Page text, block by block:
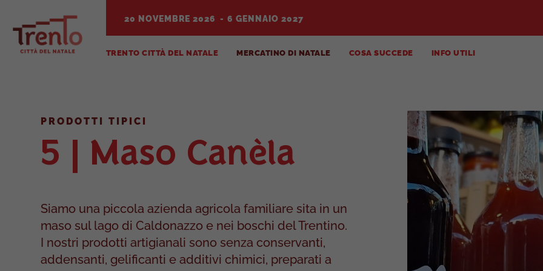
TRENTO CITTÀ DEL NATALE MERCATINO DI NATALE COSA SUCCEDE INFO UTILI
COME ARRIVARE
DOVE PARCHEGGIARE
20 NOVEMBRE 2026 6 GENNAIO 2027
PRODOTTI TIPICI
5 | Maso Canèla
Siamo una piccola azienda agricola familiare sita in un
maso sul lago di Caldonazzo e nei boschi del Trentino.
I nostri prodotti artigianali sono senza conservanti,
addensanti, gelificanti e additivi chimici, preparati a